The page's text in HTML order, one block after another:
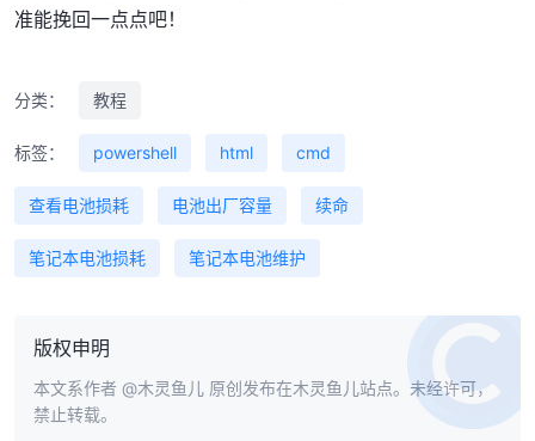
准能挽回一点点吧！
分类： 教程
标签： powershell html cmd
查看电池损耗 电池出厂容量 续命
笔记本电池损耗 笔记本电池维护
版权申明
本文系作者 @木灵鱼儿 原创发布在木灵鱼儿站点。未经许可，
禁止转载。